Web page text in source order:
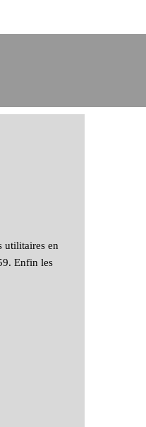
utilitaires en
Enfin les